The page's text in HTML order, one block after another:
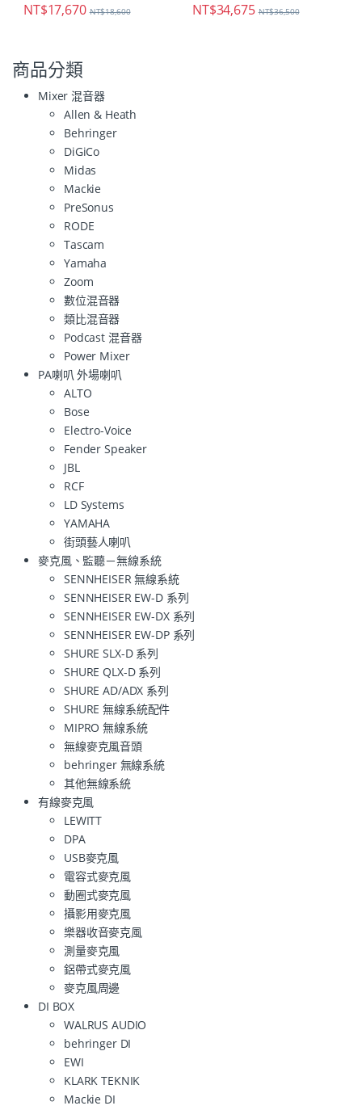
NT$17,670 NT$18,600 NT$34,675 NT$36,500
商品分類
Mixer 混音器
Allen & Heath
Behringer
DiGiCo
Midas
Mackie
PreSonus
RODE
Tascam
Yamaha
Zoom
數位混音器
類比混音器
Podcast 混音器
Power Mixer
PA喇叭 外場喇叭
ALTO
Bose
Electro-Voice
Fender Speaker
JBL
RCF
LD Systems
YAMAHA
街頭藝人喇叭
麥克風、監聽－無線系統
SENNHEISER 無線系統
SENNHEISER EW-D 系列
SENNHEISER EW-DX 系列
SENNHEISER EW-DP 系列
SHURE SLX-D 系列
SHURE QLX-D 系列
SHURE AD/ADX 系列
SHURE 無線系統配件
MIPRO 無線系統
無線麥克風音頭
behringer 無線系統
其他無線系統
有線麥克風
LEWITT
DPA
USB麥克風
電容式麥克風
動圈式麥克風
攝影用麥克風
樂器收音麥克風
測量麥克風
鋁帶式麥克風
麥克風周邊
DI BOX
WALRUS AUDIO
behringer DI
EWI
KLARK TEKNIK
Mackie DI